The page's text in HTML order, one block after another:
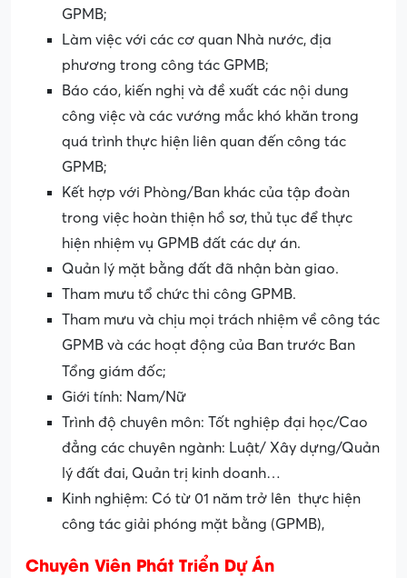
GPMB;
Làm việc với các cơ quan Nhà nước, địa
phương trong công tác GPMB;
Báo cáo, kiến nghị và đề xuất các nội dung
công việc và các vướng mắc khó khăn trong
quá trình thực hiện liên quan đến công tác
GPMB;
Kết hợp với Phòng/Ban khác của tập đoàn
trong việc hoàn thiện hồ sơ, thủ tục để thực
hiện nhiệm vụ GPMB đất các dự án.
Quản lý mặt bằng đất đã nhận bàn giao.
Tham mưu tổ chức thi công GPMB.
Tham mưu và chịu mọi trách nhiệm về công tác
GPMB và các hoạt động của Ban trước Ban
Tổng giám đốc;
Giới tính: Nam/Nữ
Trình độ chuyên môn: Tốt nghiệp đại học/Cao
đẳng các chuyên ngành: Luật/ Xây dựng/Quản
lý đất đai, Quản trị kinh doanh…
Kinh nghiệm: Có từ 01 năm trở lên thực hiện
công tác giải phóng mặt bằng (GPMB),
Chuyên Viên Phát Triển Dự Án